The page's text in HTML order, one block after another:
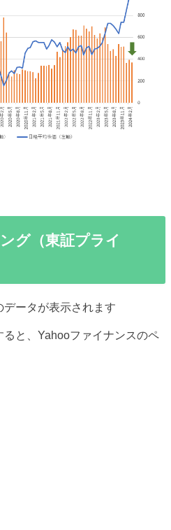
グ（東証プライ
ータが表示されます
と、Yahooファイナンスのペ